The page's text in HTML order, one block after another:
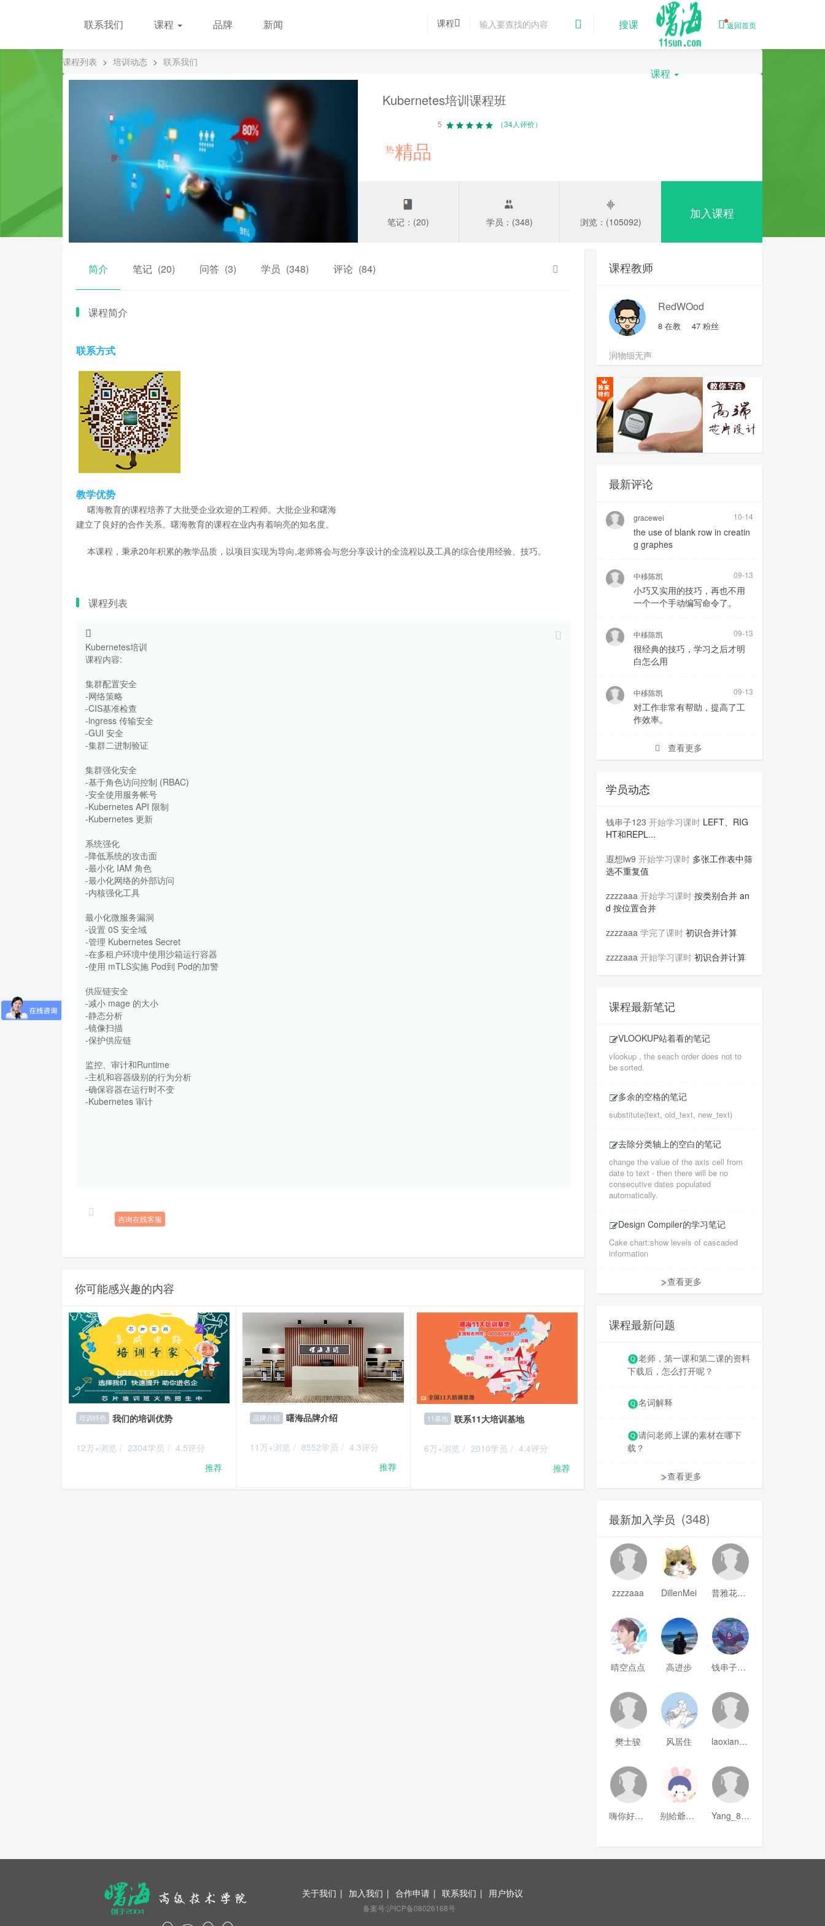
联系我们 课程 品牌 新闻 搜课
课程
返回首页
课程
课程列表 > 培训动态 > 联系我们
Kubernetes培训课程班
5 （34人评价）
热精品
笔记：(20) 学员：(348) 浏览：(105092)
加入课程
简介 笔记 (20) 问答 (3) 学员 (348) 评论 (84)
课程简介
联系方式
教学优势
曙海教育的课程培养了大批受企业欢迎的工程师。大批企业和曙海
建立了良好的合作关系。曙海教育的课程在业内有着响亮的知名度。
本课程，秉承20年积累的教学品质，以项目实现为导向,老师将会与您分享设计的全流程以及工具的综合使用经验、技巧。
课程列表
Kubernetes培训
课程内容:
集群配置安全
-网络策略
-CIS基准检查
-lngress 传输安全
-GUI 安全
-集群二进制验证
集群强化安全
-基于角色访问控制 (RBAC)
-安全使用服务帐号
-Kubernetes API 限制
-Kubernetes 更新
系统强化
-降低系统的攻击面
-最小化 IAM 角色
-最小化网络的外部访问
-内核强化工具
最小化微服务漏洞
-设置 0S 安全域
-管理 Kubernetes Secret
-在多租户环境中使用沙箱运行容器
-使用 mTLS实施 Pod到 Pod的加警
供应链安全
-减小 mage 的大小
-静态分析
-镜像扫描
-保护供应链
监控、审计和Runtime
-主机和容器级别的行为分析
-确保容器在运行时不变
-Kubernetes 审计
咨询在线客服
你可能感兴趣的内容
培训特色 我们的培训优势
12万+浏览 / 2304学员 / 4.5评分
推荐
品牌介绍 曙海品牌介绍
11万+浏览 / 8552学员 / 4.3评分
推荐
11基地 联系11大培训基地
6万+浏览 / 2010学员 / 4.4评分
推荐
课程教师
RedWOod
8 在教 47 粉丝
润物细无声
最新评论
gracewei 10-14
the use of blank row in creatin
g graphes
中移陈凯 09-13
小巧又实用的技巧，再也不用
一个一个手动编写命令了。
中移陈凯 09-13
很经典的技巧，学习之后才明
白怎么用
中移陈凯 09-13
对工作非常有帮助，提高了工
作效率。
查看更多
学员动态
钱串子123 开始学习课时 LEFT、RIG
HT和REPL...
遐想lw9 开始学习课时 多张工作表中筛
选不重复值
zzzzaaa 开始学习课时 按类别合并 an
d 按位置合并
zzzzaaa 学完了课时 初识合并计算
zzzzaaa 开始学习课时 初识合并计算
课程最新笔记
VLOOKUP站着看的笔记
vlookup , the seach order does not to
be sorted.
多余的空格的笔记
substitute(text, old_text, new_text)
去除分类轴上的空白的笔记
change the value of the axis cell from
date to text - then there will be no
consecutive dates populated
automatically.
Design Compiler的学习笔记
Cake chart:show levels of cascaded
information
查看更多
课程最新问题
老师，第一课和第二课的资料
下载后，怎么打开呢？
名词解释
请问老师上课的素材在哪下
载？
查看更多
最新加入学员 (348)
zzzzaaa DillenMei 普雅花qya
晴空点点 高进步 钱串子123
樊士骏 风居住 laoxianrou
嗨你好8mm 别給爺装纯 Yang_811
关于我们 | 加入我们 | 合作申请 | 联系我们 | 用户协议
备案号:沪ICP备08026168号